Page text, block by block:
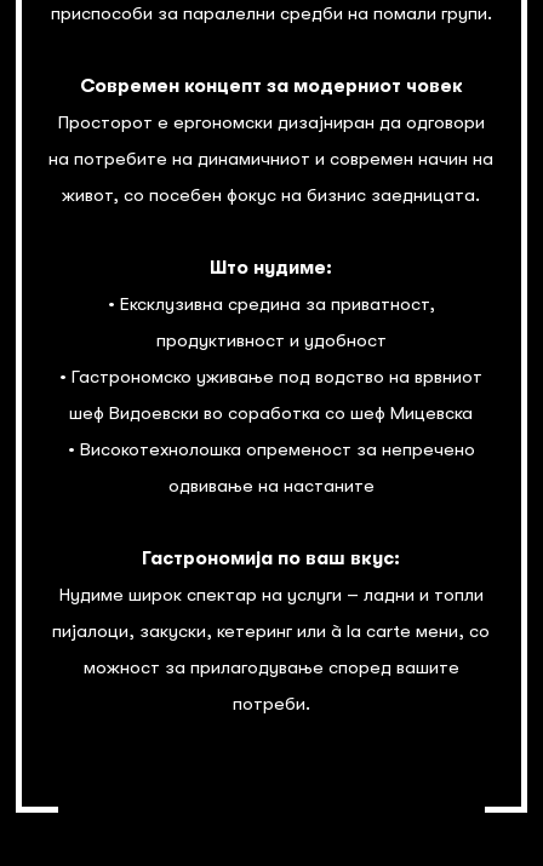
приспособи за паралелни средби на помали групи.
Современ концепт за модерниот човек
Просторот е ергономски дизајниран да одговори
на потребите на динамичниот и современ начин на
живот, со посебен фокус на бизнис заедницата.
Што нудиме:
• Ексклузивна средина за приватност,
продуктивност и удобност
• Гастрономско уживање под водство на врвниот
шеф Видоевски во соработка со шеф Мицевска
• Високотехнолошка опременост за непречено
одвивање на настаните
Гастрономија по ваш вкус:
Нудиме широк спектар на услуги – ладни и топли
пијалоци, закуски, кетеринг или à la carte мени, со
можност за прилагодување според вашите
потреби.